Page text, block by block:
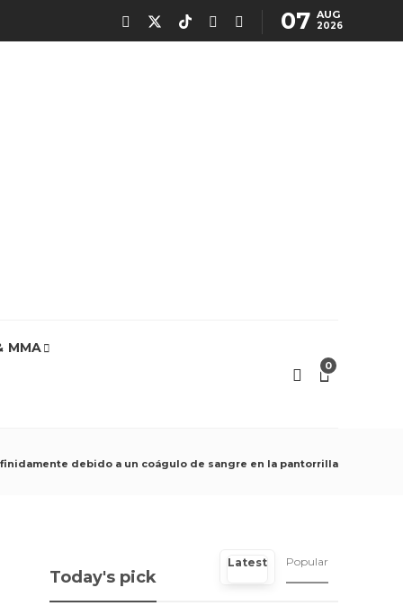
07 AUG
2026
MMA
0
debido a un coágulo de sangre en la pantorrilla
Today's pick
Latest Popular